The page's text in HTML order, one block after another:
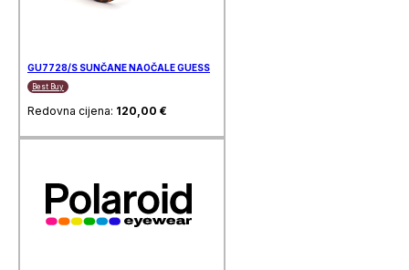
GU7728/S SUNČANE NAOČALE GUESS
Best Buy
Redovna cijena: 120,00 €